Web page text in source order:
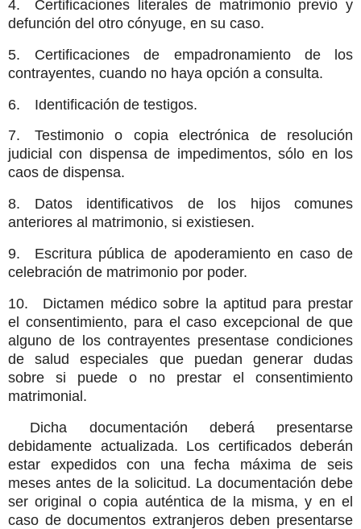
4. Certificaciones literales de matrimonio previo y
defunción del otro cónyuge, en su caso.
5. Certificaciones de empadronamiento de los
contrayentes, cuando no haya opción a consulta.
6. Identificación de testigos.
7. Testimonio o copia electrónica de resolución
judicial con dispensa de impedimentos, sólo en los
caos de dispensa.
8. Datos identificativos de los hijos comunes
anteriores al matrimonio, si existiesen.
9. Escritura pública de apoderamiento en caso de
celebración de matrimonio por poder.
10. Dictamen médico sobre la aptitud para prestar
el consentimiento, para el caso excepcional de que
alguno de los contrayentes presentase condiciones
de salud especiales que puedan generar dudas
sobre si puede o no prestar el consentimiento
matrimonial.
Dicha documentación deberá presentarse
debidamente actualizada. Los certificados deberán
estar expedidos con una fecha máxima de seis
meses antes de la solicitud. La documentación debe
ser original o copia auténtica de la misma, y en el
caso de documentos extranjeros deben presentarse